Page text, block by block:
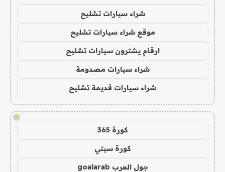
شراء سيارات تشليح
موقع شراء سيارات تشليح
ارقام يشترون سيارات تشليح
شراء سيارات مصدومة
شراء سيارات قديمة تشليح
!
كورة 365
كورة سيتي
جول العرب goalarab